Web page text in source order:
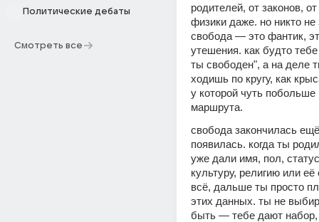
Политические дебаты
Смотреть все
родителей, от законов,
физики даже. но никто не
свобода — это фантик,
утешения. как будто тебе
ты свободен", а на деле
ходишь по кругу, как
у которой чуть побольше
маршрута.
свобода закончилась
появилась. когда ты
уже дали имя, пол,
культуру, религию или её
всё, дальше ты просто
этих данных. ты не
быть — тебе дают набор,